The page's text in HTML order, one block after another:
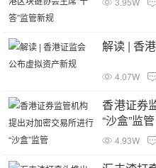
解读 | 香
4.07W
香港证券
“沙盒”监管
4.93W